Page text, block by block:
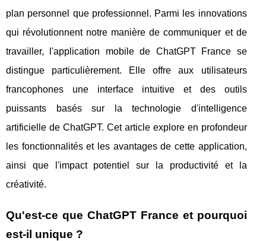
plan personnel que professionnel. Parmi les innovations
qui révolutionnent notre manière de communiquer et de
travailler, l'application mobile de ChatGPT France se
distingue particulièrement. Elle offre aux utilisateurs
francophones une interface intuitive et des outils
puissants basés sur la technologie d'intelligence
artificielle de ChatGPT. Cet article explore en profondeur
les fonctionnalités et les avantages de cette application,
ainsi que l'impact potentiel sur la productivité et la
créativité.
Qu'est-ce que ChatGPT France et pourquoi
est-il unique ?